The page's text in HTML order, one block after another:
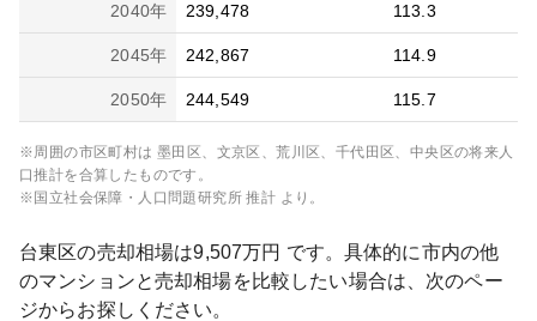
2040年 239,478 113.3
2045年 242,867 114.9
2050年 244,549 115.7
※周囲の市区町村は 墨田区、文京区、荒川区、千代田区、中央区の将来人
口推計を合算したものです。
※国立社会保障・人口問題研究所 推計 より。
台東区の売却相場は9,507万円 です。具体的に市内の他
のマンションと売却相場を比較したい場合は、次のペー
ジからお探しください。